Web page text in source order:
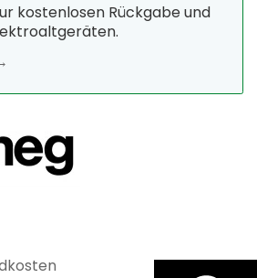
kostenlosen Rückgabe und